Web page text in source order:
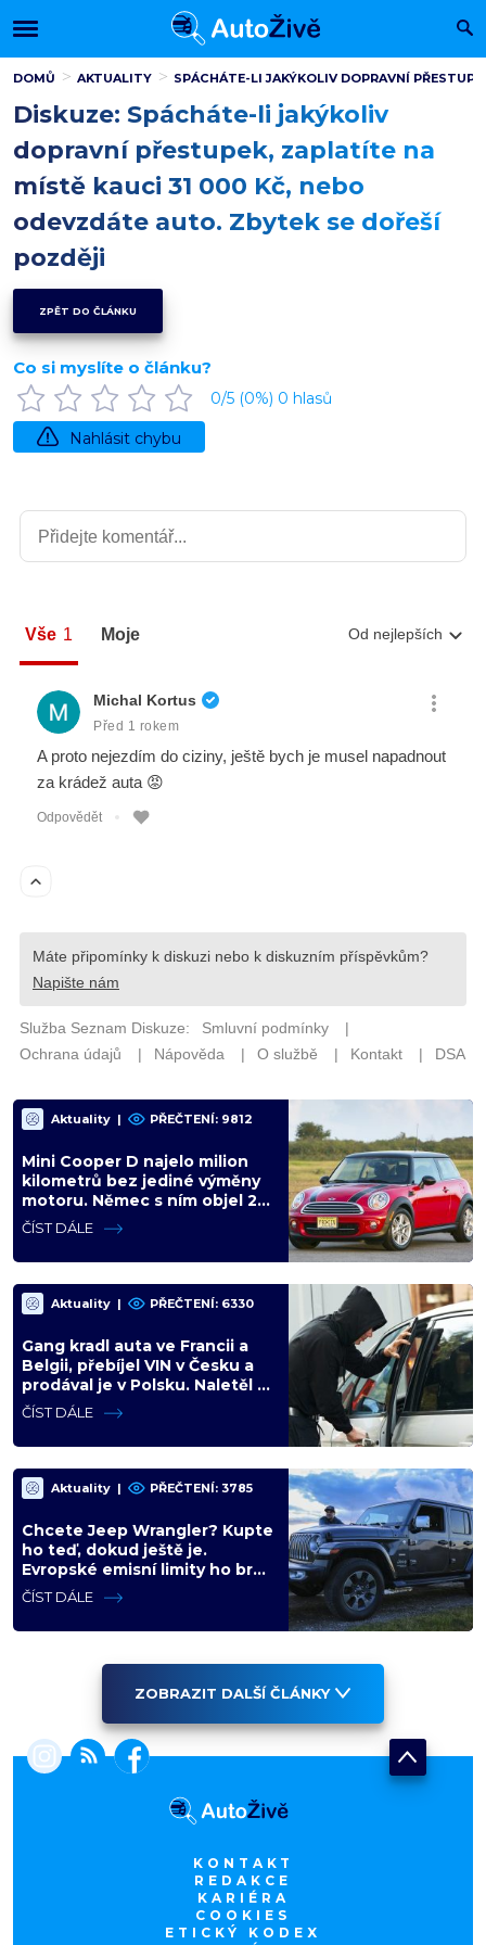
DOMŮ AKTUALITY SPÁCHÁTE-LI JAKÝKOLIV DOPRAVNÍ
Diskuze: Spácháte-li jakýkoliv
dopravní přestupek, zaplatíte na
místě kauci 31 000 Kč, nebo
odevzdáte auto. Zbytek se dořeší
později
ZPĚT DO ČLÁNKU
Co si myslíte o článku?
0/5 (0%) 0 hlasů
Nahlásit chybu
Aktuality | PŘEČTENÍ: 9812
Mini Cooper D najelo milion
kilometrů bez jediné výměny
motoru. Němec s ním objel 25
zemí a míří na další milion
ČÍST DÁLE
Aktuality | PŘEČTENÍ: 6330
Gang kradl auta ve Francii a
Belgii, přebíjel VIN v Česku a
prodával je v Polsku. Naletěl i
polský vicepremiér
ČÍST DÁLE
Aktuality | PŘEČTENÍ: 3785
Chcete Jeep Wrangler? Kupte
ho teď, dokud ještě je.
Evropské emisní limity ho brzy
vyřadí z nabídky nadobro
ČÍST DÁLE
ZOBRAZIT DALŠÍ ČLÁNKY
KONTAKT
REDAKCE
KARIÉRA
COOKIES
ETICKÝ KODEX